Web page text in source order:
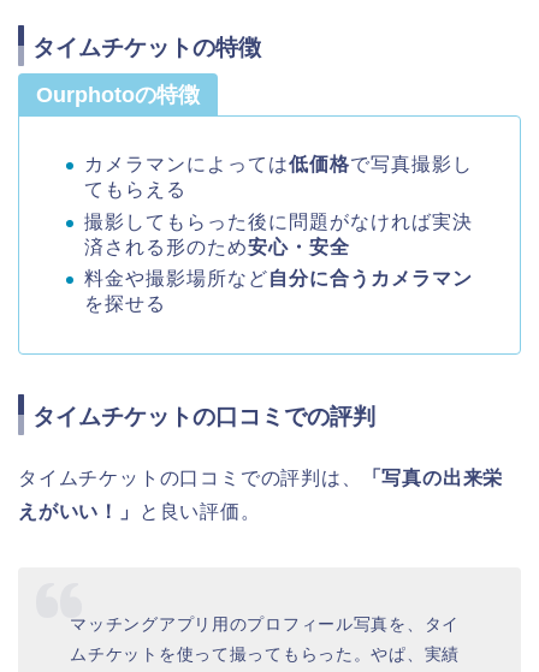
タイムチケットの特徴
Ourphotoの特徴
カメラマンによっては低価格で写真撮影し
てもらえる
撮影してもらった後に問題がなければ実決
済される形のため安心・安全
料金や撮影場所など自分に合うカメラマン
を探せる
タイムチケットの口コミでの評判
タイムチケットの口コミでの評判は、
「写真の出来栄
えがいい！」
と良い評価。
マッチングアプリ用のプロフィール写真を、タイ
ムチケットを使って撮ってもらった。やぱ、実績